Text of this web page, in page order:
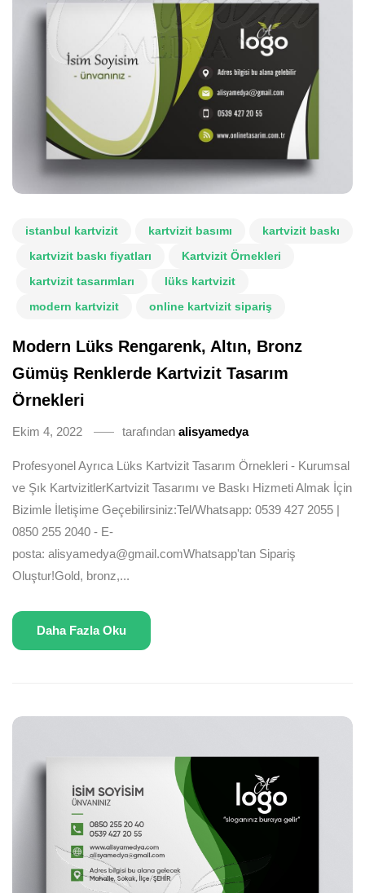
istanbul kartvizit kartvizit basımı
kartvizit baskı
kartvizit baskı fiyatları
Kartvizit Örnekleri
kartvizit tasarımları
lüks kartvizit
modern kartvizit
online kartvizit sipariş
Modern Lüks Rengarenk, Altın, Bronz
Gümüş Renklerde Kartvizit Tasarım
Örnekleri
Ekim 4, 2022 tarafından alisyamedya
Profesyonel Ayrıca Lüks Kartvizit Tasarım Örnekleri - Kurumsal
ve Şık KartvizitlerKartvizit Tasarımı ve Baskı Hizmeti Almak İçin
Bizimle İletişime Geçebilirsiniz:Tel/Whatsapp: 0539 427 2055 |
0850 255 2040 - E-
posta: alisyamedya@gmail.comWhatsapp'tan Sipariş
Oluştur!Gold, bronz,...
Daha Fazla Oku